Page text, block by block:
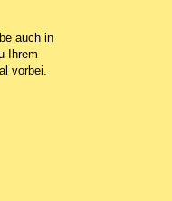
Kirchdorf AG, per
auch in
Ihrem
vorbei.